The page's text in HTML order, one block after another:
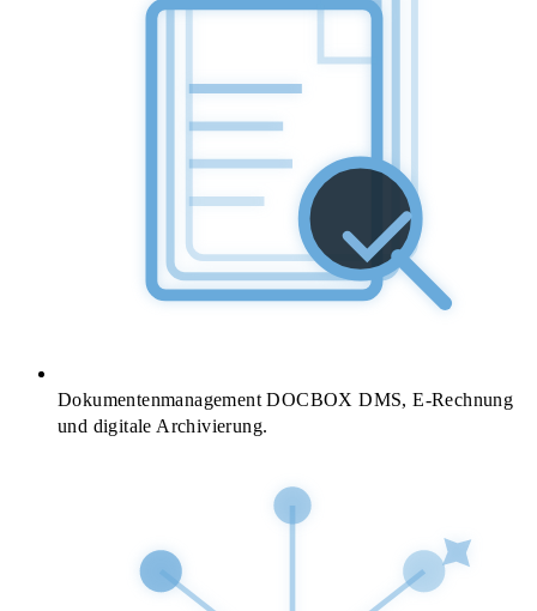
DokumentenmanagementDOCBOX DMS, E-Rechnung
und digitale Archivierung.